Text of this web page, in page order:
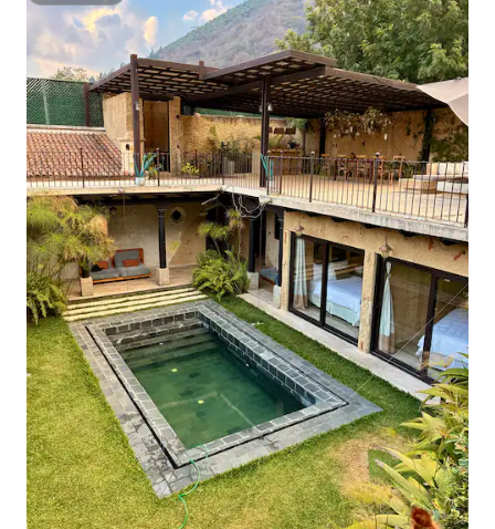
article. REMARQUE : chaque voyageur
est responsable de s'assurer que tous
les vêtements remis pour le
lavage/séchage sont lavables à la
machine/sèche-linge et doivent
spécifier le programme et les degrés
souhaités à notre personnel. Nous ne
serons pas tenus responsables des
vêtements endommagés qui ont été
livrés pour le lavage de la machine. La
propriété est située près de l'église El
Calvario, dans les limites de la ville
d'Antigua. Elle est suffisamment proche
pour profiter du patrimoine colonial, de
la vie nocturne et de l'animation
culturelle de cette belle ville, tout en
offrant intimité et isolement. Marchez
jusqu'aux fermes de Caoba, ils ont un joli
marché fermier et de la musique live le
week-end. Mangez au restaurant voisin
et convoité Le Comedor, il devient très
rapide, mais cela en vaut la peine.
Assistez à un concert en plein air à
l'église La Ermita de la Santa Cruz et
rentrez chez vous à pied.